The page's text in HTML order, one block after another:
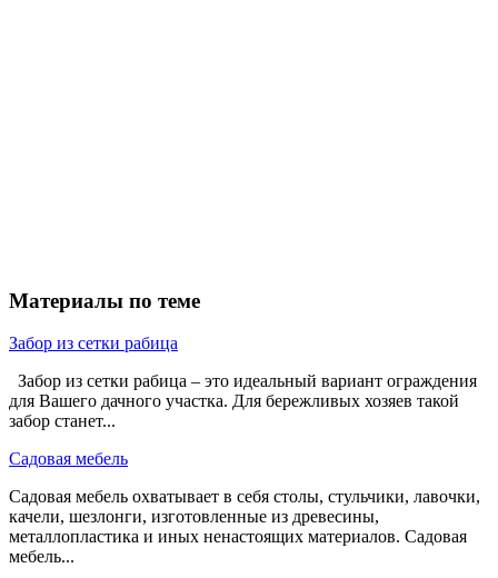
Материалы по теме
Забор из сетки рабица
Забор из сетки рабица – это идеальный вариант ограждения
для Вашего дачного участка. Для бережливых хозяев такой
забор станет...
Садовая мебель
Садовая мебель охватывает в себя столы, стульчики, лавочки,
качели, шезлонги, изготовленные из древесины,
металлопластика и иных ненастоящих материалов. Садовая
мебель...